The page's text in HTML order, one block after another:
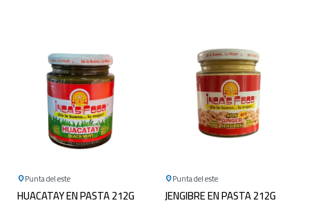
Punta del este
HUACATAY EN PASTA 212G
Punta del este
JENGIBRE EN PASTA 212G